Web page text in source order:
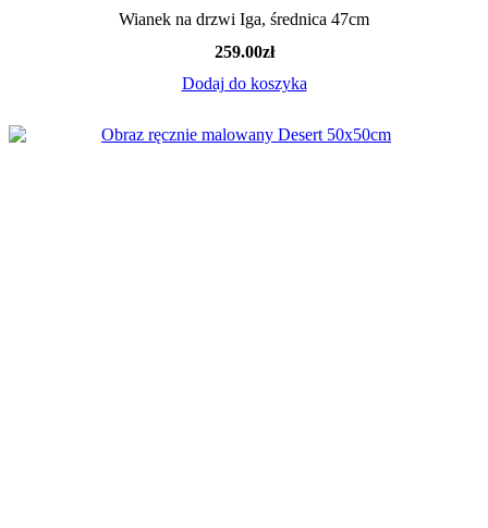
Wianek na drzwi Iga, średnica 47cm
259.00zł
Dodaj do koszyka